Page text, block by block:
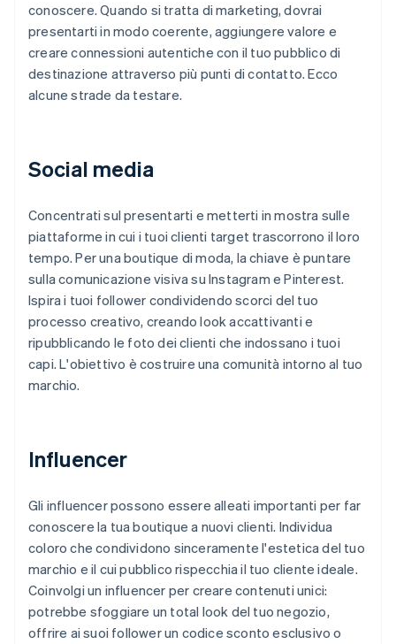
conoscere. Quando si tratta di marketing, dovrai
presentarti in modo coerente, aggiungere valore e
creare connessioni autentiche con il tuo pubblico di
destinazione attraverso più punti di contatto. Ecco
alcune strade da testare.
Social media
Concentrati sul presentarti e metterti in mostra sulle
piattaforme in cui i tuoi clienti target trascorrono il loro
tempo. Per una boutique di moda, la chiave è puntare
sulla comunicazione visiva su Instagram e Pinterest.
Ispira i tuoi follower condividendo scorci del tuo
processo creativo, creando look accattivanti e
ripubblicando le foto dei clienti che indossano i tuoi
capi. L'obiettivo è costruire una comunità intorno al tuo
marchio.
Influencer
Gli influencer possono essere alleati importanti per far
conoscere la tua boutique a nuovi clienti. Individua
coloro che condividono sinceramente l'estetica del tuo
marchio e il cui pubblico rispecchia il tuo cliente ideale.
Coinvolgi un influencer per creare contenuti unici:
potrebbe sfoggiare un total look del tuo negozio,
offrire ai suoi follower un codice sconto esclusivo o